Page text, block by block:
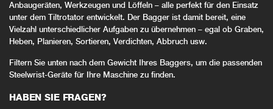
Anbaugeräten, Werkzeugen und Löffeln – alle perfekt für den Einsatz
unter dem Tiltrotator entwickelt. Der Bagger ist damit bereit, eine
Vielzahl unterschiedlicher Aufgaben zu übernehmen – egal ob Graben,
Heben, Planieren, Sortieren, Verdichten, Abbruch usw.
Filtern Sie unten nach dem Gewicht Ihres Baggers, um die passenden
Steelwrist-Geräte für Ihre Maschine zu finden.
HABEN SIE FRAGEN?